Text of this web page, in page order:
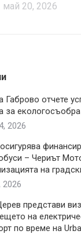
май 20, 2026
отчете
за
2026
– Чериът
на
представи
на
по време на